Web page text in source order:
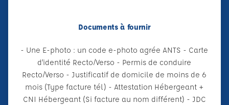
Documents à fournir
- Une E-photo : un code e-photo agrée ANTS - Carte
d’identité Recto/Verso - Permis de conduire
Recto/Verso - Justificatif de domicile de moins de 6
mois (Type facture tél) - Attestation Hébergeant +
CNI Hébergeant (Si facture au nom différent) - JDC